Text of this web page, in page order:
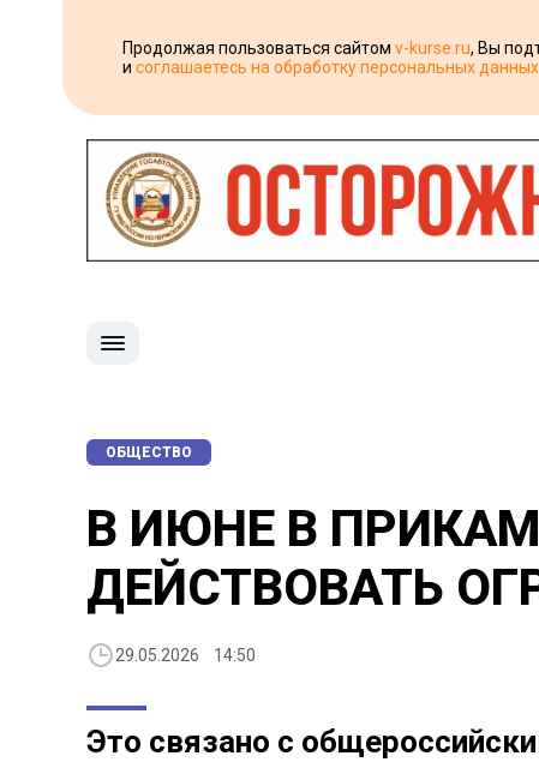
Продолжая пользоваться сайтом v-kurse.ru, Вы
и соглашаетесь на обработку персональных данных
ОБЩЕСТВО
В ИЮНЕ В
ДЕЙСТВОВАТЬ
29.05.2026 14:50
Это связано с